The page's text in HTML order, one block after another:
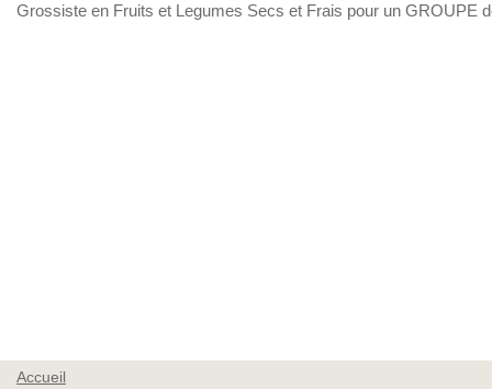
Grossiste en Fruits et Legumes Secs et Frais pour un GROUPE
Accueil